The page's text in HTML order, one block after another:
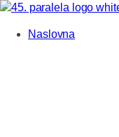
Naslovna